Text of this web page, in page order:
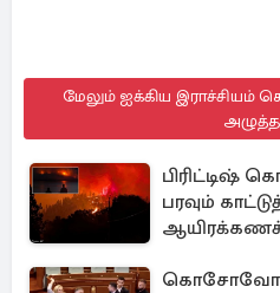
மேலும் ஐக்கிய இராச்சியம்
பிரிட்டிஷ்
பரவும்
கொசோவோ